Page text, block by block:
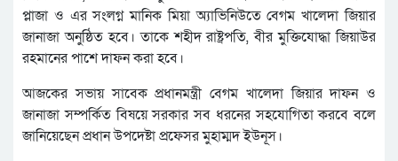
প্লাজা ও এর সংলগ্ন মানিক মিয়া অ্যাভিনিউতে বেগম খালেদা জিয়ার
জানাজা অনুষ্ঠিত হবে। তাকে শহীদ রাষ্ট্রপতি, বীর মুক্তিযোদ্ধা জিয়াউর
রহমানের পাশে দাফন করা হবে।
আজকের সভায় সাবেক প্রধানমন্ত্রী বেগম খালেদা জিয়ার দাফন ও
জানাজা সম্পর্কিত বিষয়ে সরকার সব ধরনের সহযোগিতা করবে বলে
জানিয়েছেন প্রধান উপদেষ্টা প্রফেসর মুহাম্মদ ইউনূস।